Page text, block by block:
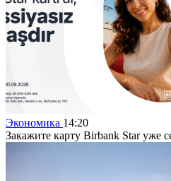
Экономика 14:20
Закажите карту Birbank Star уже